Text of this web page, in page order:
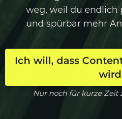
weg, weil du endlich
und spürbar mehr
Ich will, dass
wird
Nur noch für kurze Zeit